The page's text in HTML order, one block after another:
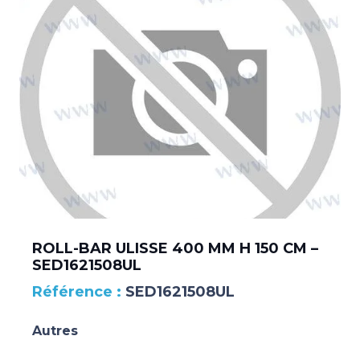
ROLL-BAR ULISSE 400 MM H 150 CM –
SED1621508UL
SED1621508UL
Autres